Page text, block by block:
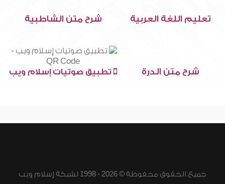
تعليم اللغة العربية شرح متن الشاطبية
شرح متن الدرة تطبيق صوتيات إسلام ويب
جميع الحقوق محفوظة © 2026 - 1998 لشبكة إسلام ويب